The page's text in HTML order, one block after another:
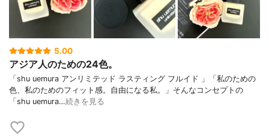
5.00
アジア人のための24色。
「shu uemura アンリミテッド ラスティング フルイド 」「私のための
色、私のためのフィット感。自由になる私。」そんなコンセプトの
「shu uemura…続きを見る